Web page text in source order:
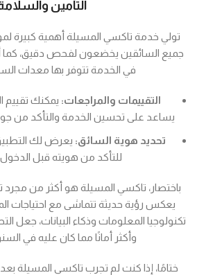
التأمين
تولي خدمة تاكسي المسيلة أهمية كبيرة
جميع السائقين يخضعون لفحص دقيق، كما
في الخدمة تتوفر بها معدات
التقييمات والمراجعات: يمكنك تقييم
يساعد على تحسين الخدمة والتأكد من
تحديد هوية السائق: يعرض لك
للتأكد من هويته قبل الدخول
باختصار، تاكسي المسيلة هو أكثر من
يعكس رؤية حديثة تتماشى مع احتياجات
تكنولوجيا المعلومات وذكاء البيانات، جعل
وأكثر أمانًا مما كان عليه في
ختامًا، إذا كنت لم تجرب تاكسي المسيلة